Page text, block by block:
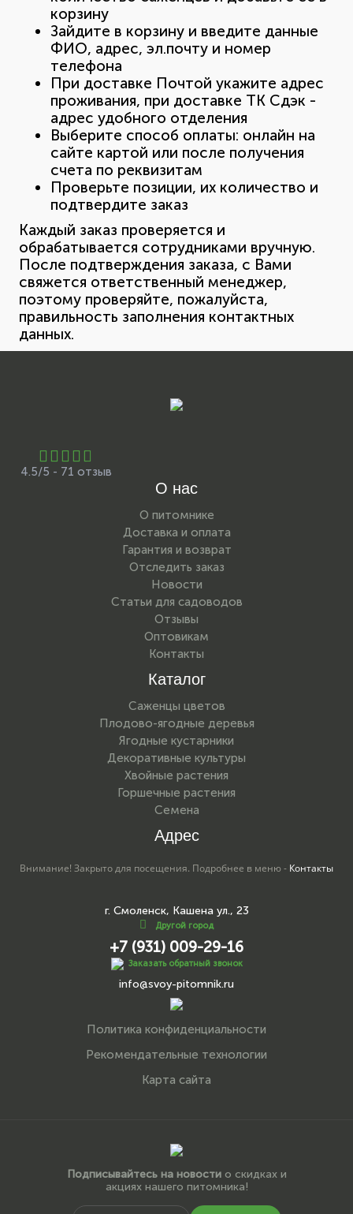
корзину
Зайдите в корзину и введите данные
ФИО, адрес, эл.почту и номер
телефона
При доставке Почтой укажите адрес
проживания, при доставке ТК Сдэк -
адрес удобного отделения
Выберите способ оплаты: онлайн на
сайте картой или после получения
счета по реквизитам
Проверьте позиции, их количество и
подтвердите заказ
Каждый заказ проверяется и
обрабатывается сотрудниками вручную.
После подтверждения заказа, с Вами
свяжется ответственный менеджер,
поэтому проверяйте, пожалуйста,
правильность заполнения контактных
данных.
4.5/5 - 71 отзыв
О нас
О питомнике
Доставка и оплата
Гарантия и возврат
Отследить заказ
Новости
Статьи для садоводов
Отзывы
Оптовикам
Контакты
Каталог
Саженцы цветов
Плодово-ягодные деревья
Ягодные кустарники
Декоративные культуры
Хвойные растения
Горшечные растения
Семена
Адрес
Внимание! Закрыто для посещения. Подробнее в меню - Контакты
г. Смоленск, Кашена ул., 23
Другой город
+7 (931) 009-29-16
Заказать обратный звонок
info@svoy-pitomnik.ru
Политика конфиденциальности
Рекомендательные технологии
Карта сайта
Подписывайтесь на новостио скидках и
акциях нашего питомника!